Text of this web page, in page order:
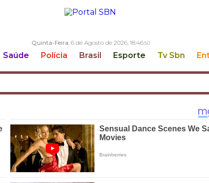
Quinta-Feira, 6 de Agosto de 2026, 18:46:51
Saúde Polícia Brasil Esporte Tv Sbn